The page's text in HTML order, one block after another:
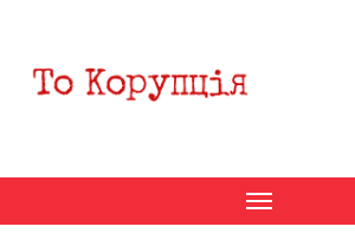
содержанию